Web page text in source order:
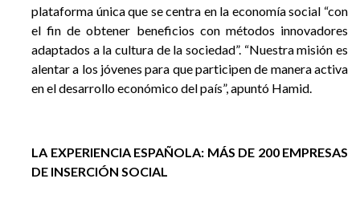
plataforma única que se centra en la economía social “con
el fin de obtener beneficios con métodos innovadores
adaptados a la cultura de la sociedad”. “Nuestra misión es
alentar a los jóvenes para que participen de manera activa
en el desarrollo económico del país”, apuntó Hamid.
LA EXPERIENCIA ESPAÑOLA: MÁS DE 200 EMPRESAS
DE INSERCIÓN SOCIAL